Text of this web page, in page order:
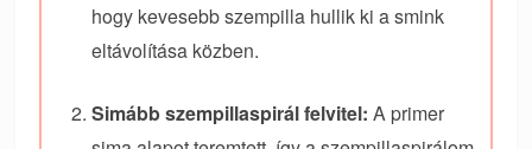
hogy kevesebb szempilla hullik ki a smink
eltávolítása közben.
Simább szempillaspirál felvitel:A primer